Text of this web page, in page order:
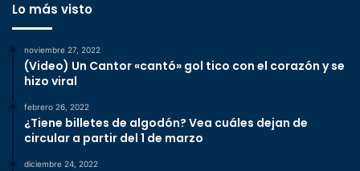
Lo más visto
noviembre 27, 2022
(Video) Un Cantor «cantó» gol tico con el corazón y se
hizo viral
febrero 26, 2022
¿Tiene billetes de algodón? Vea cuáles dejan de
circular a partir del 1 de marzo
diciembre 24, 2022